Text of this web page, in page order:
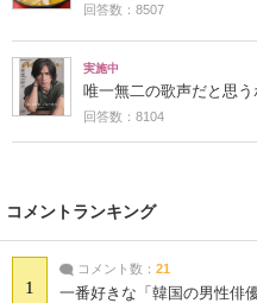
回答数：8507
実施中
唯一無二の歌声だと思う
回答数：8104
コメントランキング
1
コメント数： 21
一番好きな「韓国の男性俳